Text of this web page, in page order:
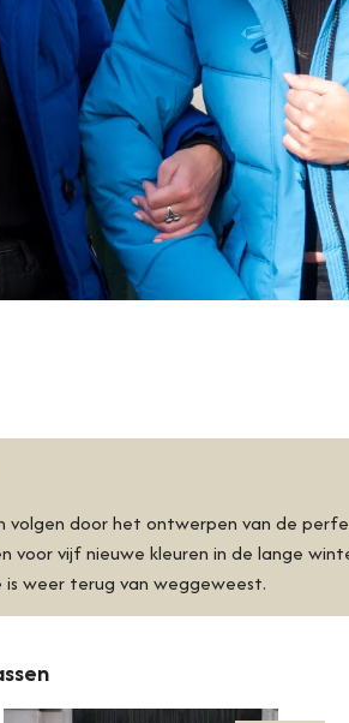
volgen door het ontwerpen van de
voorvijf nieuwe kleuren in de lange
is weer terug van weggeweest.